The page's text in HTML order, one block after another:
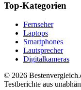
Top-Kategorien
Fernseher
Laptops
Smartphones
Lautsprecher
Digitalkameras
© 2026
Testberichte aus